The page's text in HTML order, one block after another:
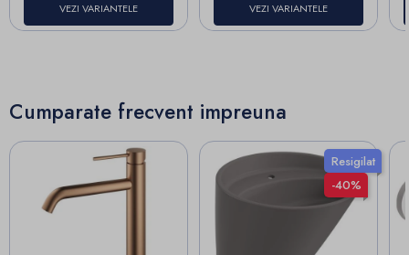
VEZI VARIANTELE VEZI VARIANTELE
Cumparate frecvent impreuna
Resigilat
-40%